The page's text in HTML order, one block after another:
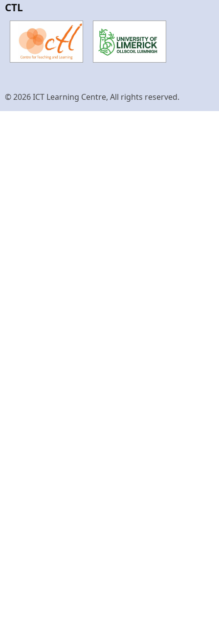
CTL
© 2026 ICT Learning Centre, All rights reserved.